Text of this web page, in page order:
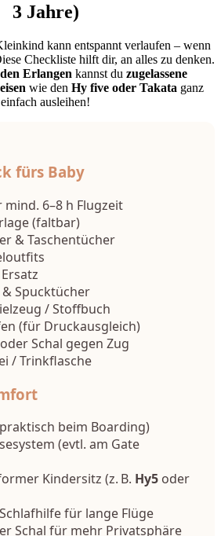
3 Jahre)
kann entspannt verlaufen – wenn
Checkliste hilft dir, an alles zu denken.
Erlangen kannst du zugelassene
wie den Hy five oder Takata ganz
einfach ausleihen!
fürs Baby
6–8 h Flugzeit
(faltbar)
& Taschentücher
Spucktücher
/ Stoffbuch
(für Druckausgleich)
Schal gegen Zug
/ Trinkflasche
beim Boarding)
(evtl. am Gate
Kindersitz (z. B. Hy5 oder
für lange Flüge
Schal für mehr Privatsphäre